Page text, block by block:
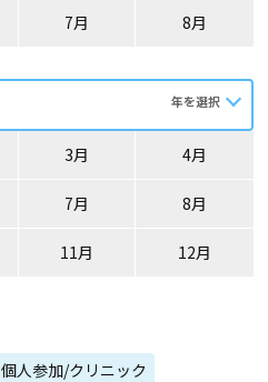
7月 8月
3月 4月
7月 8月
11月 12月
個人参加/クリニック